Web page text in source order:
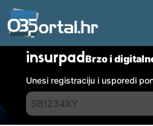
insurpadBrzo i
Unesi registraciju i usporedi